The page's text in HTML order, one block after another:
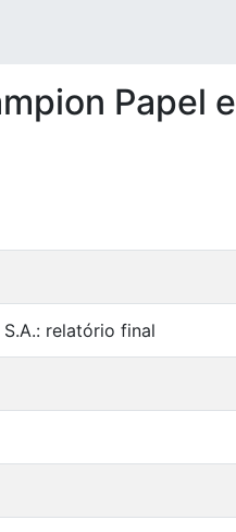
Papel e
relatório final